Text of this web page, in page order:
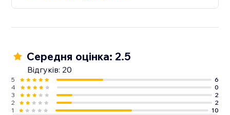
Середня оцінка: 2.5
Відгуків: 20
5
6
4
0
3
2
2
2
1
10